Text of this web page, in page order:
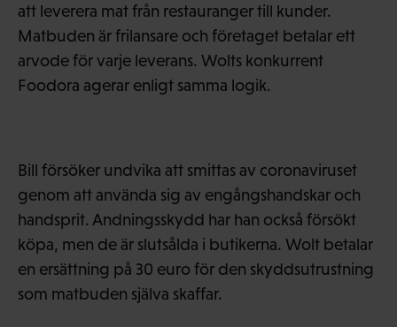
att leverera mat från restauranger till kunder.
Matbuden är frilansare och företaget betalar ett
arvode för varje leverans. Wolts konkurrent
Foodora agerar enligt samma logik.
Bill försöker undvika att smittas av coronaviruset
genom att använda sig av engångshandskar och
handsprit. Andningsskydd har han också försökt
köpa, men de är slutsålda i butikerna. Wolt betalar
en ersättning på 30 euro för den skyddsutrustning
som matbuden själva skaffar.